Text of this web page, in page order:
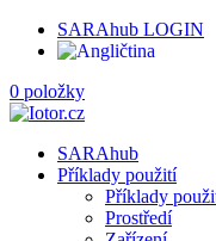
SARAhub LOGIN
0 položky
SARAhub
Příklady použití
Příklady
Prostředí